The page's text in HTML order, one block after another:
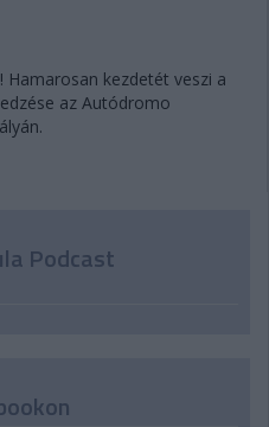
kezdetét veszi a
az Autódromo
Podcast